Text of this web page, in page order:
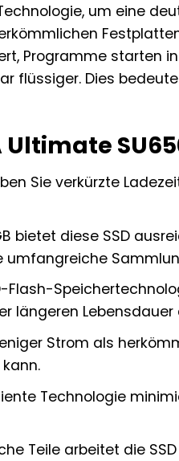
um eine
Programme starten
flüssiger. Dies
Sie verkürzte
bietet diese SSD
Flash-
längeren Lebensdauer
Strom als
Technologie
Teile arbeitet die